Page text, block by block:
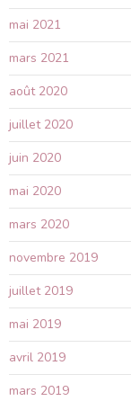
mai 2021
mars 2021
août 2020
juillet 2020
juin 2020
mai 2020
mars 2020
novembre 2019
juillet 2019
mai 2019
avril 2019
mars 2019